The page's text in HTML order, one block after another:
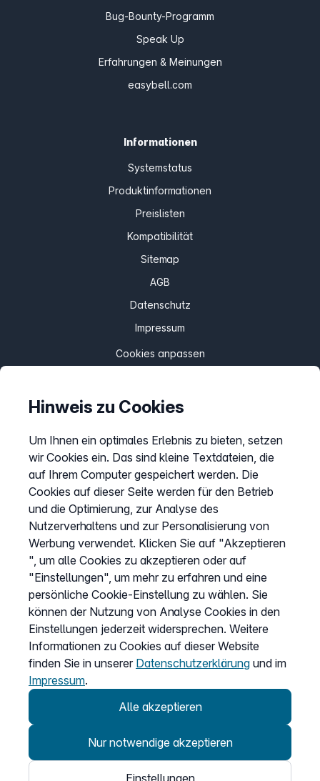
Bug-Bounty-Programm
Speak Up
Erfahrungen & Meinungen
easybell.com
Informationen
Systemstatus
Produktinformationen
Preislisten
Kompatibilität
Sitemap
AGB
Datenschutz
Impressum
Cookies anpassen
Service
Hilfecenter
Webinare
Wissen & Ratgeber
Bandbreitengarantie
Verfügbarkeit prüfen
Barriere melden
Kündigung
Kundenportal Login
Vertrag widerrufen
Easybell-App
Anleitung
Hinweis zu Cookies
Um Ihnen ein optimales Erlebnis zu bieten, setzen
wir Cookies ein. Das sind kleine Textdateien, die
auf Ihrem Computer gespeichert werden. Die
Cookies auf dieser Seite werden für den Betrieb
und die Optimierung, zur Analyse des
Nutzerverhaltens und zur Personalisierung von
Werbung verwendet. Klicken Sie auf "Akzeptieren
", um alle Cookies zu akzeptieren oder auf
"Einstellungen", um mehr zu erfahren und eine
persönliche Cookie-Einstellung zu wählen. Sie
können der Nutzung von Analyse Cookies in den
Einstellungen jederzeit widersprechen. Weitere
Informationen zu Cookies auf dieser Website
finden Sie in unserer Datenschutzerklärung und im
Impressum.
Alle akzeptieren
Nur notwendige akzeptieren
Einstellungen